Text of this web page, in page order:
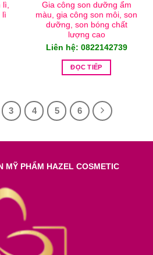
lì,
lì
Gia công son dưỡng ẩm
màu, gia công son môi, son
dưỡng, son bóng chất
lượng cao
Liên hệ: 0822142739
ĐỌC TIẾP
3 4 5 6
MỸ PHẨM HAZEL COSMETIC